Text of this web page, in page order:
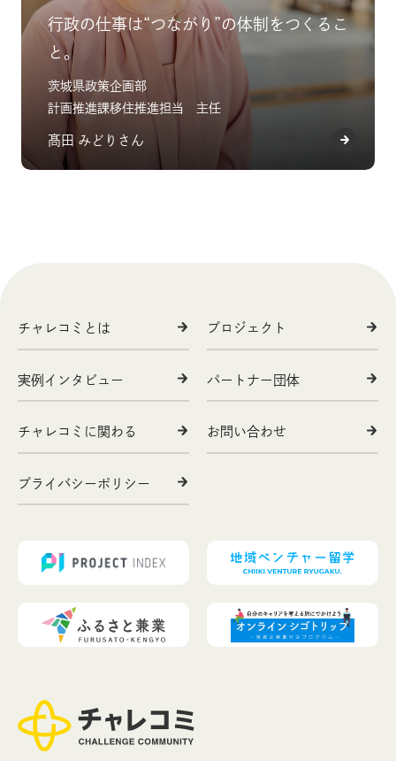
行政の仕事は“つながり”の体制をつくるこ
と。
茨城県政策企画部
計画推進課移住推進担当 主任
髙田 みどりさん
チャレコミとは プロジェクト
実例インタビュー パートナー団体
チャレコミに関わる お問い合わせ
プライバシーポリシー